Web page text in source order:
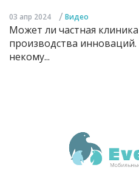
03 апр 2024 / Видео
Может ли частная
производства
некому...